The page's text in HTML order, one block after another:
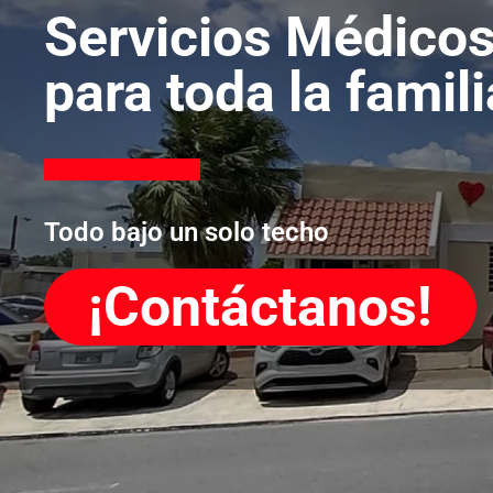
Servicios
para toda la
Todo bajo un solo techo
¡Contáctanos!